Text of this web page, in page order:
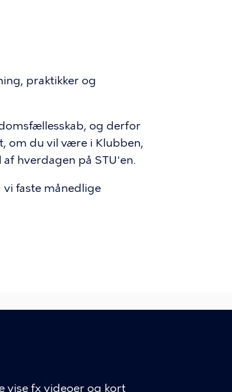
vise fx videoer og kort
praktikker og
og derfor
om du vil være i Klubben,
hverdagen på STU'en.
vi faste månedlige